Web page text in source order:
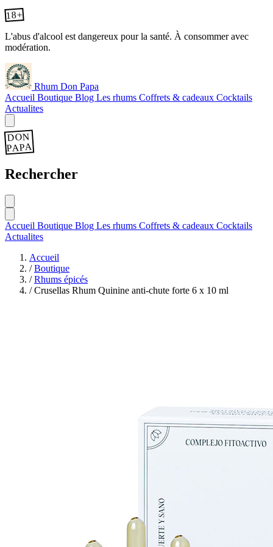
18+
L'abus d'alcool est dangereux pour la santé. À consommer avec
modération.
Rhum Don Papa
Accueil Boutique Blog Les rhums Coffrets & cadeaux Cocktails
Actualites
DON
PAPA
Rechercher
Accueil Boutique Blog Les rhums Coffrets & cadeaux Cocktails
Actualites
Accueil
/ Boutique
/ Rhums épicés
/ Crusellas Rhum Quinine anti-chute forte 6 x 10 ml